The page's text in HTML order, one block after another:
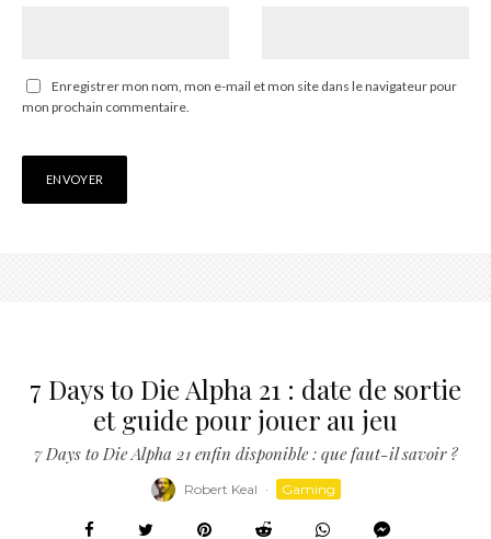
Enregistrer mon nom, mon e-mail et mon site dans le navigateur pour
mon prochain commentaire.
7 Days to Die Alpha 21 : date de sortie
et guide pour jouer au jeu
7 Days to Die Alpha 21 enfin disponible : que faut-il savoir ?
Robert Keal · Gaming